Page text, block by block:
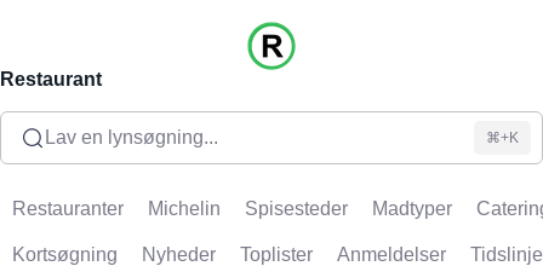
Restaurant
Lav en lynsøgning... ⌘+K
Restauranter Michelin Spisesteder Madtyper
Kortsøgning Nyheder Toplister Anmeldelser Tidslinje